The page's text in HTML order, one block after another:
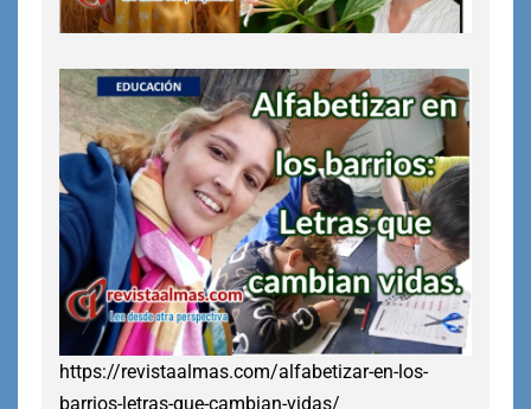
https://revistaalmas.com/alfabetizar-en-los-
barrios-letras-que-cambian-vidas/